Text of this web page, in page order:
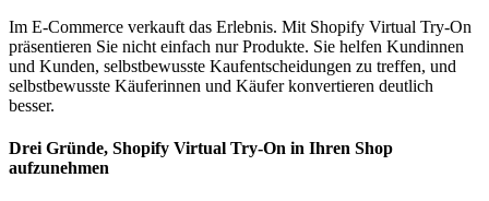
Im E-Commerce verkauft das Erlebnis. Mit Shopify Virtual Try-On
präsentieren Sie nicht einfach nur Produkte. Sie helfen Kundinnen
und Kunden, selbstbewusste Kaufentscheidungen zu treffen, und
selbstbewusste Käuferinnen und Käufer konvertieren deutlich
besser.
Drei Gründe, Shopify Virtual Try-On in Ihren Shop
aufzunehmen